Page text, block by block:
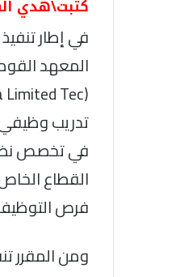
كتبت\هدي
في إطار
تدريب
القطاع
فرص
ومن المقرر